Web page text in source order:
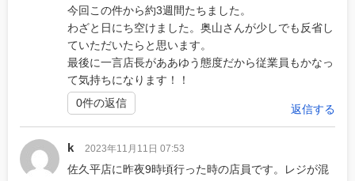
今回この件から約3週間たちました。
わざと日にち空けました。奥山さんが少しでも反省し
ていただいたらと思います。
最後に一言店長がああゆう態度だから従業員もかなっ
て気持ちになります！！
返信する
0件の返信
k 2023年11月11日 07:53
佐久平店に昨夜9時頃行った時の店員です。レジが混